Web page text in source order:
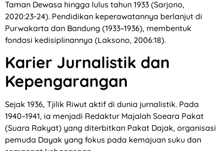
Taman Dewasa hingga lulus tahun 1933 (Sarjono,
2020:23-24). Pendidikan keperawatannya berlanjut di
Purwakarta dan Bandung (1933–1936), membentuk
fondasi kedisiplinannya (Laksono, 2006:18).
Karier Jurnalistik dan
Kepengarangan
Sejak 1936, Tjilik Riwut aktif di dunia jurnalistik. Pada
1940–1941, ia menjadi Redaktur Majalah Soeara Pakat
(Suara Rakyat) yang diterbitkan Pakat Dajak, organisasi
pemuda Dayak yang fokus pada kemajuan suku dan